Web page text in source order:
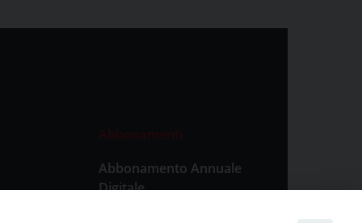
Abbonamenti
Abbonamento Annuale
Digitale